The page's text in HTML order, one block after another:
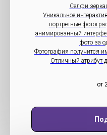
Селфи
Уникальное
портретные
анимированный
фото за
Фотография получится
Отличный атрибут
от